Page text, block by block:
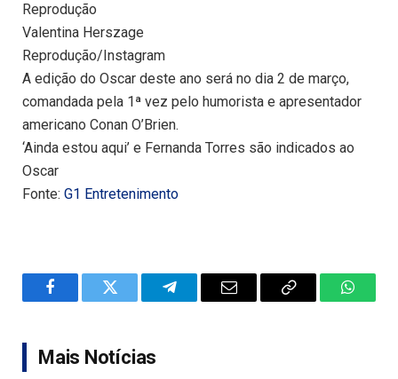
Reprodução
Valentina Herszage
Reprodução/Instagram
A edição do Oscar deste ano será no dia 2 de março,
comandada pela 1ª vez pelo humorista e apresentador
americano Conan O’Brien.
‘Ainda estou aqui’ e Fernanda Torres são indicados ao
Oscar
Fonte: G1 Entretenimento
FacebookTwitter TelegramEmail
Copy
Mais Notícias